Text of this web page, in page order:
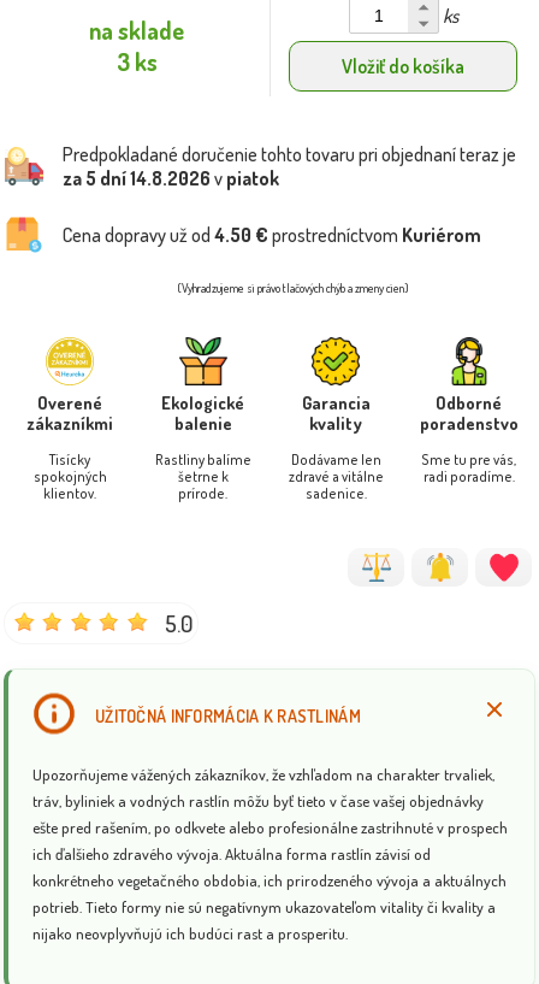
na sklade
3 ks
ks
Vložiť do košíka
Predpokladané doručenie tohto tovaru pri objednaní teraz je
za 5 dní14.8.2026 v piatok
Cena dopravy už od 4.50 € prostredníctvom Kuriérom
(Vyhradzujeme si právo tlačových chýb a zmeny cien)
Overené
zákazníkmi
Tisícky
spokojných
klientov.
Ekologické
balenie
Rastliny balíme
šetrne k
prírode.
Garancia
kvality
Dodávame len
zdravé a vitálne
sadenice.
Odborné
poradenstvo
Sme tu pre vás,
radi poradíme.
5.0
UŽITOČNÁ INFORMÁCIA K RASTLINÁM
Upozorňujeme vážených zákazníkov, že vzhľadom na charakter trvaliek,
tráv, byliniek a vodných rastlín môžu byť tieto v čase vašej objednávky
ešte pred rašením, po odkvete alebo profesionálne zastrihnuté v prospech
ich ďalšieho zdravého vývoja. Aktuálna forma rastlín závisí od
konkrétneho vegetačného obdobia, ich prirodzeného vývoja a aktuálnych
potrieb. Tieto formy nie sú negatívnym ukazovateľom vitality či kvality a
nijako neovplyvňujú ich budúci rast a prosperitu.